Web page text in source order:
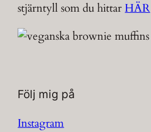
stjärntyll som du hittarHÄR
Följ mig på
Instagram